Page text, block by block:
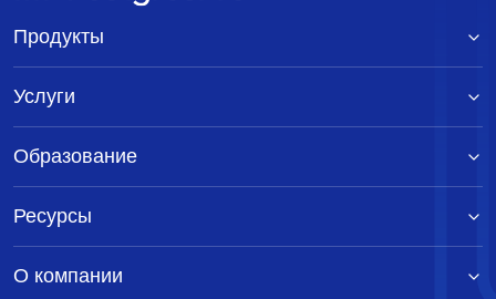
Продукты
Услуги
Образование
Ресурсы
О компании